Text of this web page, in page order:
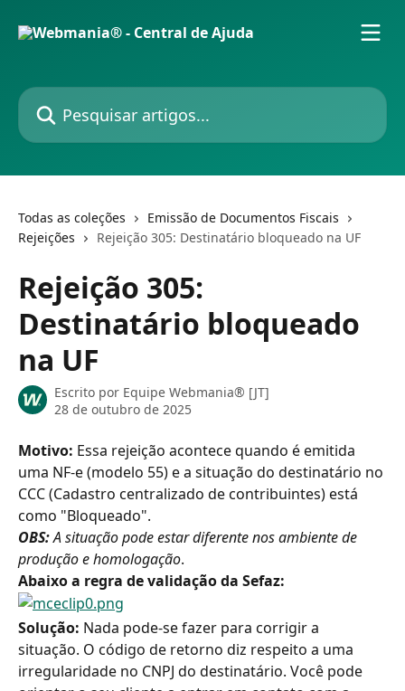
Pesquisar artigos...
Todas as coleções
Emissão de Documentos Fiscais
Rejeições
Rejeição 305: Destinatário bloqueado na UF
Rejeição 305:
Destinatário bloqueado
na UF
Escrito por Equipe Webmania® [JT]
28 de outubro de 2025
Motivo: Essa rejeição acontece quando é emitida
uma NF-e (modelo 55) e a situação do destinatário no
CCC (Cadastro centralizado de contribuintes) está
como "Bloqueado".
OBS: A situação pode estar diferente nos ambiente de
produção e homologação.
Abaixo a regra de validação da Sefaz:
Solução: Nada pode-se fazer para corrigir a
situação. O código de retorno diz respeito a uma
irregularidade no CNPJ do destinatário. Você pode